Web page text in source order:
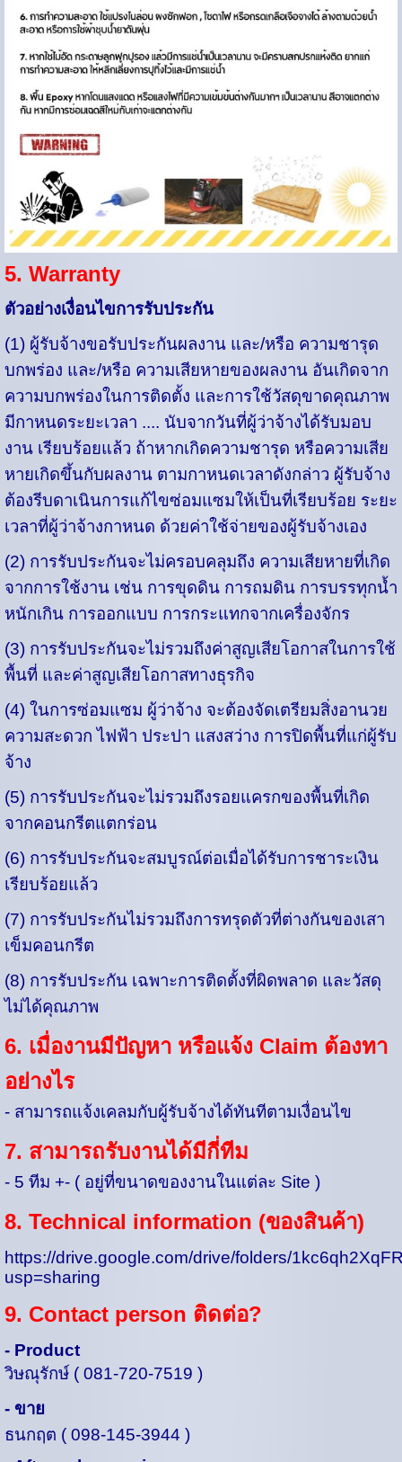
5. Warranty
ตัวอย่างเงื่อนไขการรับประกัน
(1) ผู้รับจ้างขอรับประกันผลงาน และ/หรือ ความชารุด
บกพร่อง และ/หรือ ความเสียหายของผลงาน อันเกิดจาก
ความบกพร่องในการติดตั้ง และการใช้วัสดุขาดคุณภาพ
มีกาหนดระยะเวลา .... นับจากวันที่ผู้ว่าจ้างได้รับมอบ
งาน เรียบร้อยแล้ว ถ้าหากเกิดความชารุด หรือความเสีย
หายเกิดขึ้นกับผลงาน ตามกาหนดเวลาดังกล่าว ผู้รับจ้าง
ต้องรีบดาเนินการแก้ไขซ่อมแซมให้เป็นที่เรียบร้อย ระยะ
เวลาที่ผู้ว่าจ้างกาหนด ด้วยค่าใช้จ่ายของผู้รับจ้างเอง
(2) การรับประกันจะไม่ครอบคลุมถึง ความเสียหายที่เกิด
จากการใช้งาน เช่น การขุดดิน การถมดิน การบรรทุกน้ำ
หนักเกิน การออกแบบ การกระแทกจากเครื่องจักร
(3) การรับประกันจะไม่รวมถึงค่าสูญเสียโอกาสในการใช้
พื้นที่ และค่าสูญเสียโอกาสทางธุรกิจ
(4) ในการซ่อมแซม ผู้ว่าจ้าง จะต้องจัดเตรียมสิ่งอานวย
ความสะดวก ไฟฟ้า ประปา แสงสว่าง การปิดพื้นที่แก่ผู้รับ
จ้าง
(5) การรับประกันจะไม่รวมถึงรอยแครกของพื้นที่เกิด
จากคอนกรีตแตกร่อน
(6) การรับประกันจะสมบูรณ์ต่อเมื่อได้รับการชาระเงิน
เรียบร้อยแล้ว
(7) การรับประกันไม่รวมถึงการทรุดตัวที่ต่างกันของเสา
เข็มคอนกรีต
(8) การรับประกัน เฉพาะการติดตั้งที่ผิดพลาด และวัสดุ
ไม่ได้คุณภาพ
6. เมื่องานมีปัญหา หรือแจ้ง Claim ต้องทา
อย่างไร
- สามารถแจ้งเคลมกับผู้รับจ้างได้ทันทีตามเงื่อนไข
7. สามารถรับงานได้มีกี่ทีม
- 5 ทีม +- ( อยู่ที่ขนาดของงานในแต่ละ Site )
8. Technical information (ของสินค้า)
https://drive.google.com/drive/folders/
usp=sharing
9. Contact person ติดต่อ?
- Product
วิษณุรักษ์ ( 081-720-7519 )
- ขาย
ธนกฤต ( 098-145-3944 )